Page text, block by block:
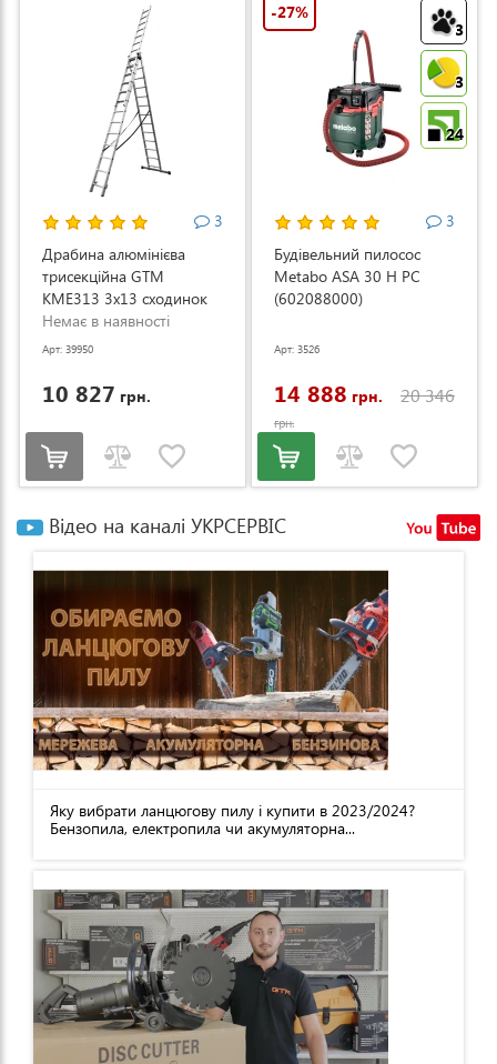
3
Драбина алюмінієва
трисекційна GTM
KME313 3x13 сходинок
3.53-8.93м (KME313)
Немає в наявності
Арт: 39950
10 827 грн.
3
3
24
-27%
3
Будівельний пилосос
Metabo ASA 30 H PC
(602088000)
Арт: 3526
14 888 грн. 20 346
грн.
Відео на каналі УКРСЕРВІС
Яку вибрати ланцюгову пилу і купити в 2023/2024?
Бензопила, електропила чи акумуляторна...